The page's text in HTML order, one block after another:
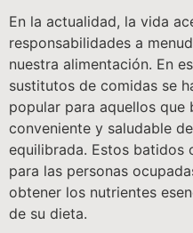
En la actualidad, la vida
responsabilidades a
nuestra alimentación. En
sustitutos de comidas se
popular para aquellos que
conveniente y saludable
equilibrada. Estos batidos
para las personas
obtener los nutrientes
de su dieta.